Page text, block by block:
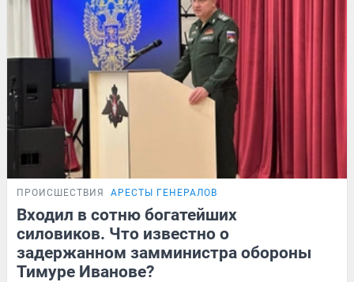
ПРОИСШЕСТВИЯ АРЕСТЫ ГЕНЕРАЛОВ
Входил в сотню богатейших
силовиков. Что известно о
задержанном замминистра обороны
Тимуре Иванове?